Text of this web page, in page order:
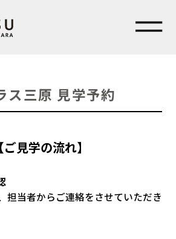
ス三原 見学予約
【ご見学の流れ】
担当者からご連絡をさせていただき